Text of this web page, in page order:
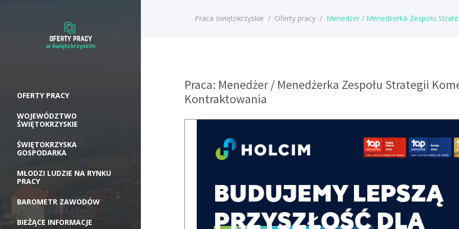
OFERTY PRACY
WOJEWÓDZTWO
ŚWIĘTOKRZYSKIE
ŚWIĘTOKRZYSKA
GOSPODARKA
MŁODZI LUDZIE NA RYNKU
PRACY
BAROMETR ZAWODÓW
BIEŻĄCE INFORMACJE
Praca świętokrzyskie / Oferty pracy/ Menedżer / Menedżerka Zespołu
Praca: Menedżer / Menedżerka Zespołu Strategii
Kontraktowania